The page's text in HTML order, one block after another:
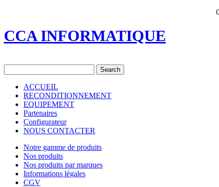
CCA INFORMATIQUE
ACCUEIL
RECONDITIONNEMENT
EQUIPEMENT
Partenaires
Configurateur
NOUS CONTACTER
Notre gamme de produits
Nos produits
Nos produits par marques
Informations légales
CGV